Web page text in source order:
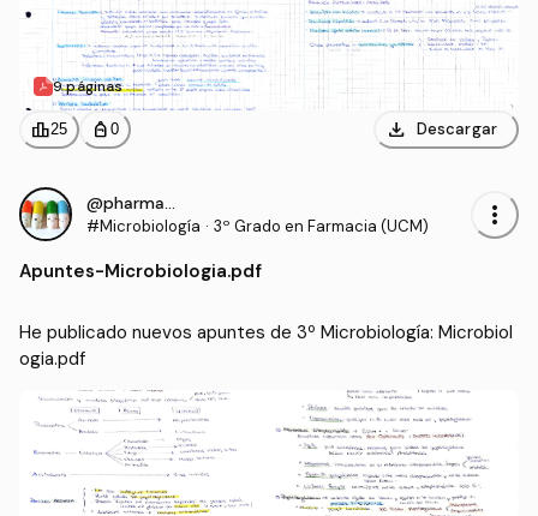
9 páginas
leaderboard25 personal_bag 0 download Descargar
@pharmacist_
#Microbiología · 3º Grado en Farmacia (UCM) more_vert
Apuntes-Microbiologia.pdf
He publicado nuevos apuntes de 3º Microbiología: Microbiol
ogia.pdf